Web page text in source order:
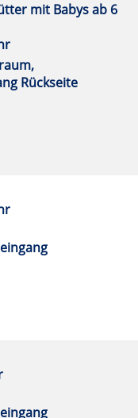
mit Babys ab 6
Rückseite